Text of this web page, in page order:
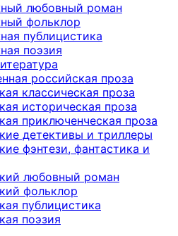
любовный роман
фольклор
публицистика
поэзия
российская проза
классическая проза
историческая проза
приключенческая проза
детективы и триллеры
фэнтези, фантастика и
любовный роман
фольклор
публицистика
поэзия